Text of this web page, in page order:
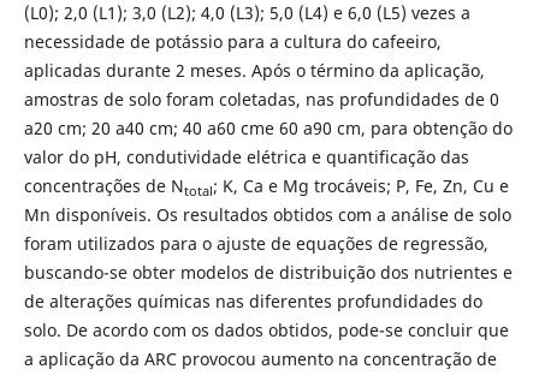
(L0); 2,0 (L1); 3,0 (L2); 4,0 (L3); 5,0 (L4) e 6,0 (L5) vezes a
necessidade de potássio para a cultura do cafeeiro,
aplicadas durante 2 meses. Após o término da aplicação,
amostras de solo foram coletadas, nas profundidades de 0
a20 cm; 20 a40 cm; 40 a60 cme 60 a90 cm, para obtenção do
valor do pH, condutividade elétrica e quantificação das
concentrações de Ntotal; K, Ca e Mg trocáveis; P, Fe, Zn, Cu e
Mn disponíveis. Os resultados obtidos com a análise de solo
foram utilizados para o ajuste de equações de regressão,
buscando-se obter modelos de distribuição dos nutrientes e
de alterações químicas nas diferentes profundidades do
solo. De acordo com os dados obtidos, pode-se concluir que
a aplicação da ARC provocou aumento na concentração de